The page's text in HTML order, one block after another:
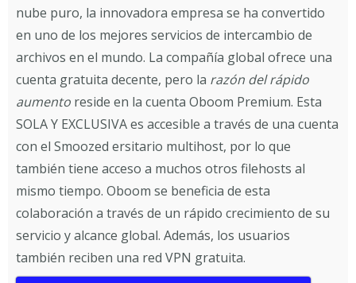
nube puro, la innovadora empresa se ha convertido
en uno de los mejores servicios de intercambio de
archivos en el mundo. La compañía global ofrece una
cuenta gratuita decente, pero la razón del rápido
aumento reside en la cuenta Oboom Premium. Esta
SOLA Y EXCLUSIVA es accesible a través de una cuenta
con el Smoozed ersitario multihost, por lo que
también tiene acceso a muchos otros filehosts al
mismo tiempo. Oboom se beneficia de esta
colaboración a través de un rápido crecimiento de su
servicio y alcance global. Además, los usuarios
también reciben una red VPN gratuita.